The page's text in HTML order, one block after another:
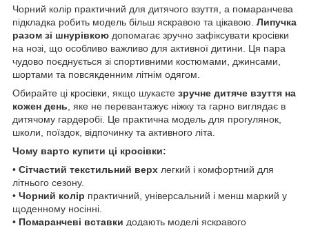
Чорний колір практичний для дитячого взуття, а помаранчева
підкладка робить модель більш яскравою та цікавою. Липучка
разом зі шнурівкою допомагає зручно зафіксувати кросівки
на нозі, що особливо важливо для активної дитини. Ця пара
чудово поєднується зі спортивними костюмами, джинсами,
шортами та повсякденним літнім одягом.
Обирайте ці кросівки, якщо шукаєте зручне дитяче взуття на
кожен день , яке не перевантажує ніжку та гарно виглядає в
дитячому гардеробі. Це практична модель для прогулянок,
школи, поїздок, відпочинку та активного літа.
Чому варто купити ці кросівки:
• Сітчастий текстильний верх легкий і комфортний для
літнього сезону.
• Чорний колір практичний, універсальний і менш маркий у
щоденному носінні.
• Помаранчеві вставки додають моделі яскравого